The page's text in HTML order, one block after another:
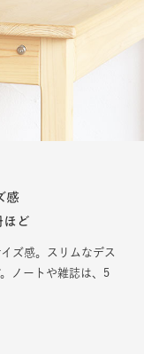
感
ほど
ズ感。スリムなデス
ノートや雑誌は、5